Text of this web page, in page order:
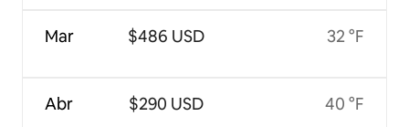
Mar
Abr
$486 USD
$290 USD
32 °F
40 °F